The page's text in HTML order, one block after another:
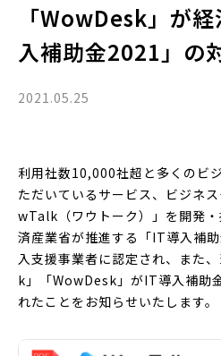
「WowDesk」が
入補助金2021」の
2021.05.25
利用社数10,000社超と多くのビ
ただいているサービス、ビジネ
wTalk（ワウトーク）」を開発
済産業省が推進する「IT導入補
入支援事業者に認定され、また
k」「WowDesk」がIT導入補助
れたことをお知らせいたします。